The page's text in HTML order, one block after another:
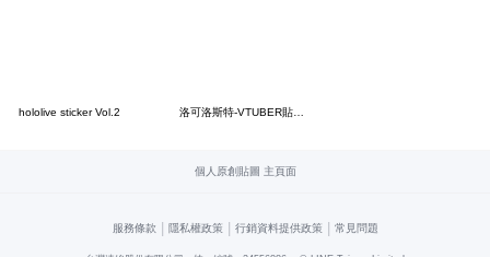
hololive sticker Vol.2
個人原創貼圖 主頁面
服務條款 | 隱私權政策 | 行銷資料提供政策 | 常見問題